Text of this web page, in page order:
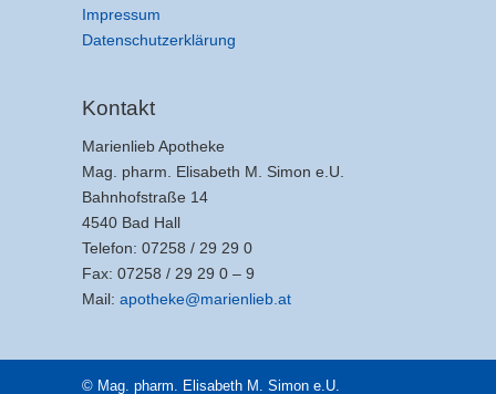
Impressum
Datenschutzerklärung
Kontakt
Marienlieb Apotheke
Mag. pharm. Elisabeth M. Simon e.U.
Bahnhofstraße 14
4540 Bad Hall
Telefon: 07258 / 29 29 0
Fax: 07258 / 29 29 0 – 9
Mail: apotheke@marienlieb.at
© Mag. pharm. Elisabeth M. Simon e.U.